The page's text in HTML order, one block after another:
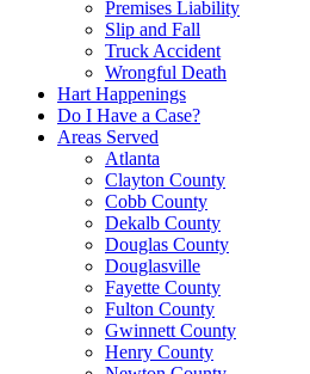
Premises Liability
Slip and Fall
Truck Accident
Wrongful Death
Hart Happenings
Do I Have a Case?
Areas Served
Atlanta
Clayton County
Cobb County
Dekalb County
Douglas County
Douglasville
Fayette County
Fulton County
Gwinnett County
Henry County